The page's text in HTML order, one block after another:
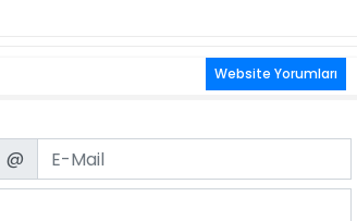
Website Yorumları
Email
@